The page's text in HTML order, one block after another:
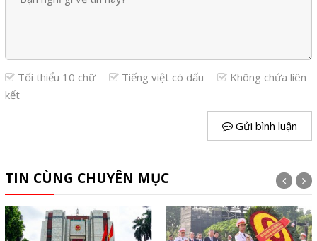
Tối thiểu 10 chữ Tiếng việt có dấu
Không chứa liên
kết
Gửi bình luận
TIN CÙNG CHUYÊN MỤC